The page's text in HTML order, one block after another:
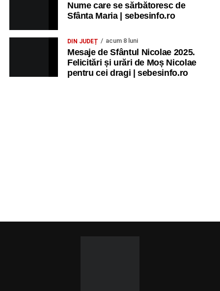
Nume care se sărbătoresc de
Sfânta Maria | sebesinfo.ro
DIN JUDEȚ acum 8 luni
Mesaje de Sfântul Nicolae 2025.
Felicitări și urări de Moș Nicolae
pentru cei dragi | sebesinfo.ro